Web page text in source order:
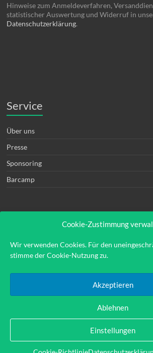
Cookie-Zustimmung
Wir verwenden Cookies. Für den
stimme der Cookie-Nutzung zu.
Akzeptieren
Ablehnen
Einstellungen
Hinweise zum Anmeldeverfahren,
statistischer Auswertung und Widerruf in
Datenschutzerklärung.
Service
Über uns
Presse
Sponsoring
Barcamp
Kontakt
Impressum
Copyright © 2026Hinweis:Links auf externe Seiten